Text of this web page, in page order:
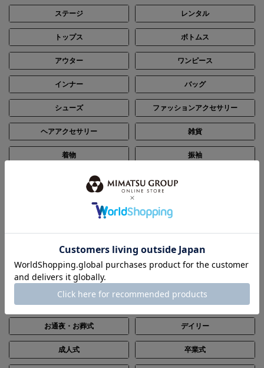
ステージ レンタル
トップス ボトムス
アウター ワンピース
インナー バッグ
シューズ ファッションアクセサリー
ヘアアクセサリー 雑貨
着物 振袖
SCENE
シーン別で探す
結婚式・披露宴
入卒・七五三・顔合わせ
お通夜・お葬式 デイリー
成人式 卒業式